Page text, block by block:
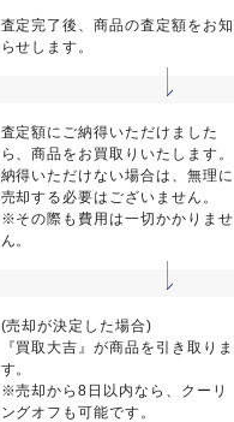
査定完了後、商品の査定額をお知
らせします。
査定額にご納得いただけました
ら、商品をお買取りいたします。
納得いただけない場合は、無理に
売却する必要はございません。
※その際も費用は一切かかりませ
ん。
(売却が決定した場合)
『買取大吉』が商品を引き取りま
す。
※売却から8日以内なら、クーリ
ングオフも可能です。